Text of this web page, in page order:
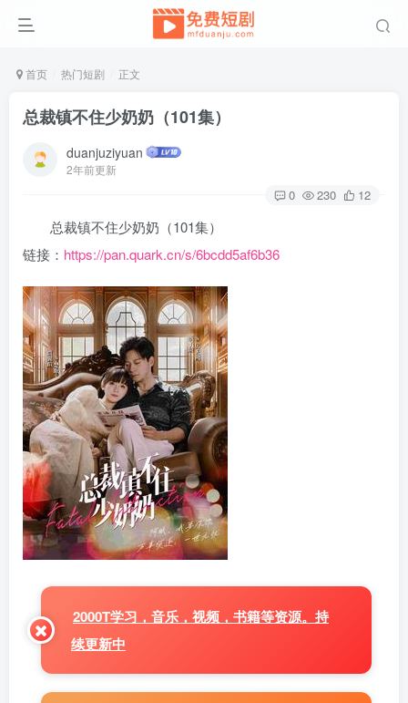
首页 热门短剧 正文
总裁镇不住少奶奶（101集）
duanjuziyuan
2年前更新
0 230 12
总裁镇不住少奶奶（101集）
链接： https://pan.quark.cn/s/6bcdd5af6b36
2000T学习，音乐，视频，书籍等资源。持
续更新中